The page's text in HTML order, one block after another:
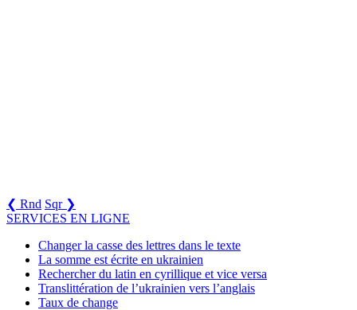
❮ Rnd Sqr ❯
SERVICES EN LIGNE
Changer la casse des lettres dans le texte
La somme est écrite en ukrainien
Rechercher du latin en cyrillique et vice versa
Translittération de l’ukrainien vers l’anglais
Taux de change